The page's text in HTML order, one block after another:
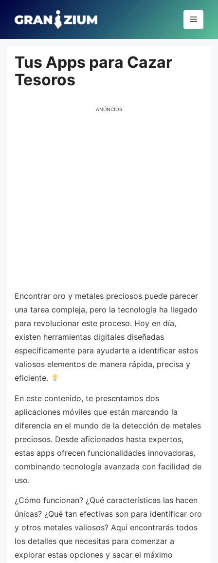
para
conteúdo
Menu
Tus Apps para Cazar
Tesoros
ANÚNCIOS
Encontrar oro y metales preciosos puede parecer
una tarea compleja, pero la tecnología ha llegado
para revolucionar este proceso. Hoy en día,
existen herramientas digitales diseñadas
específicamente para ayudarte a identificar estos
valiosos elementos de manera rápida, precisa y
eficiente.
En este contenido, te presentamos dos
aplicaciones móviles que están marcando la
diferencia en el mundo de la detección de metales
preciosos. Desde aficionados hasta expertos,
estas apps ofrecen funcionalidades innovadoras,
combinando tecnología avanzada con facilidad de
uso.
¿Cómo funcionan? ¿Qué características las hacen
únicas? ¿Qué tan efectivas son para identificar oro
y otros metales valiosos? Aquí encontrarás todos
los detalles que necesitas para comenzar a
explorar estas opciones y sacar el máximo